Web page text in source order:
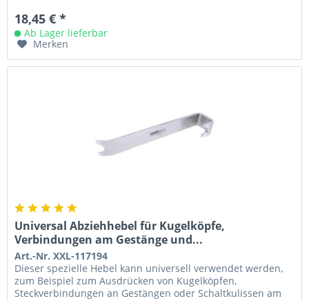
18,45 € *
Ab Lager lieferbar
Merken
Universal Abziehhebel für Kugelköpfe,
Verbindungen am Gestänge und...
Art.-Nr. XXL-117194
Dieser spezielle Hebel kann universell verwendet werden,
zum Beispiel zum Ausdrücken von Kugelköpfen,
Steckverbindungen an Gestängen oder Schaltkulissen am